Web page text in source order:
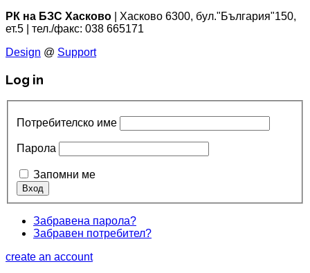
РК на БЗС Хасково | Хасково 6300, бул."България"150,
ет.5 | тел./факс: 038 665171
Design @ Support
Log in
Потребителско име
Парола
Запомни ме
Забравена парола?
Забравен потребител?
create an account